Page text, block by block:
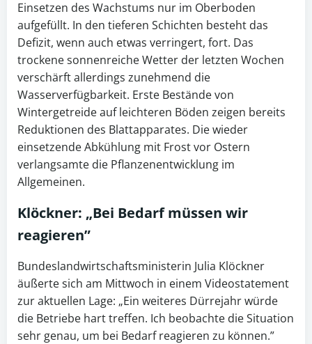
Einsetzen des Wachstums nur im Oberboden
aufgefüllt. In den tieferen Schichten besteht das
Defizit, wenn auch etwas verringert, fort. Das
trockene sonnenreiche Wetter der letzten Wochen
verschärft allerdings zunehmend die
Wasserverfügbarkeit. Erste Bestände von
Wintergetreide auf leichteren Böden zeigen bereits
Reduktionen des Blattapparates. Die wieder
einsetzende Abkühlung mit Frost vor Ostern
verlangsamte die Pflanzenentwicklung im
Allgemeinen.
Klöckner: „Bei Bedarf müssen wir
reagieren”
Bundeslandwirtschaftsministerin Julia Klöckner
äußerte sich am Mittwoch in einem Videostatement
zur aktuellen Lage: „Ein weiteres Dürrejahr würde
die Betriebe hart treffen. Ich beobachte die Situation
sehr genau, um bei Bedarf reagieren zu können.”